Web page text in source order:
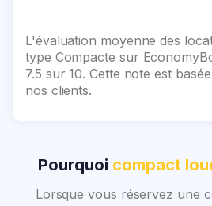
L'évaluation moyenne des
type Compacte sur
7.5 sur 10. Cette note est
nos clients.
Pourquoi compact
Lorsque vous réservez une